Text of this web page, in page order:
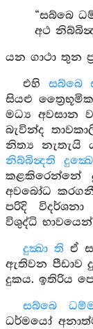
“සබ්බෙ
අථ
යන ගාථා තුන
එහි සබ්බෙ
සියළු
මධ්‍ය අවසාන
බැවින්ද
නිත්‍ය නැතැයි
නිබ්බින්‍දති දුක්‍ඛෙ
කළකිරෙන්නේ
අවබෝධ
පරිදි
විශුද්ධි
දුක්‍ඛා ති ඒ
ඇතිවන පීඩාව
දුකය. ඉතිරිය
සබ්බෙ
ධර්මයෝ